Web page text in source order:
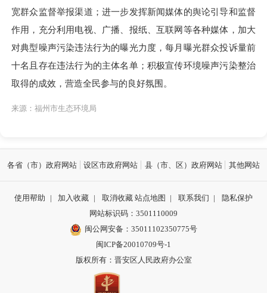
宽群众监督举报渠道 ； 进一步发挥新闻媒体的舆论引导和监督
作用，充分利用电视、广播、报纸、互联网等各种媒体， 加大
对典型噪声污染违法行为的曝光力 度，每月曝光群众投诉量前
十名且存在违法行为的主体名单；积极宣传环境噪声污染整治
取得的成效，营造全民参与的良好氛围。
来源：福州市生态环境局
各省（市）政府网站 设区市政府网站 县（市、区）政府网站 其他网站
使用帮助 | 加入收藏 | 取消收藏 站点地图 | 联系我们 |
隐私保护
网站标识码：3501110009
闽公网安备：35011102350775号
闽ICP备20010709号-1
版权所有：晋安区人民政府办公室